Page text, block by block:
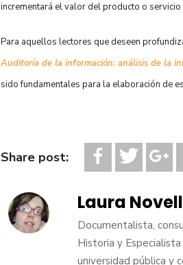
incrementará el valor del producto o
Para aquellos lectores que deseen
Auditoría de la información: análisis de la
sido fundamentales para la elaboración de
Share post:
Laura
Documentalista,
Historia y
universidad pública y